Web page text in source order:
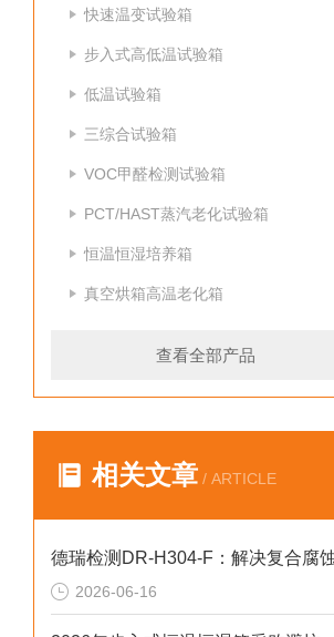
快速温变试验箱
步入式高低温试验箱
低温试验箱
三综合试验箱
VOC甲醛检测试验箱
PCT/HAST蒸汽老化试验箱
恒温恒湿培养箱
真空烘箱高温老化箱
查看全部产品
相关文章 / ARTICLE
2026-06-16